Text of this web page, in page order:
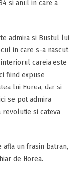
si anul in care a
admira si Bustul lui
in care s-a nascut
careia este
fiind expuse
lui Horea, dar si
se pot admira
si cateva
afla un frasin batran,
de Horea.